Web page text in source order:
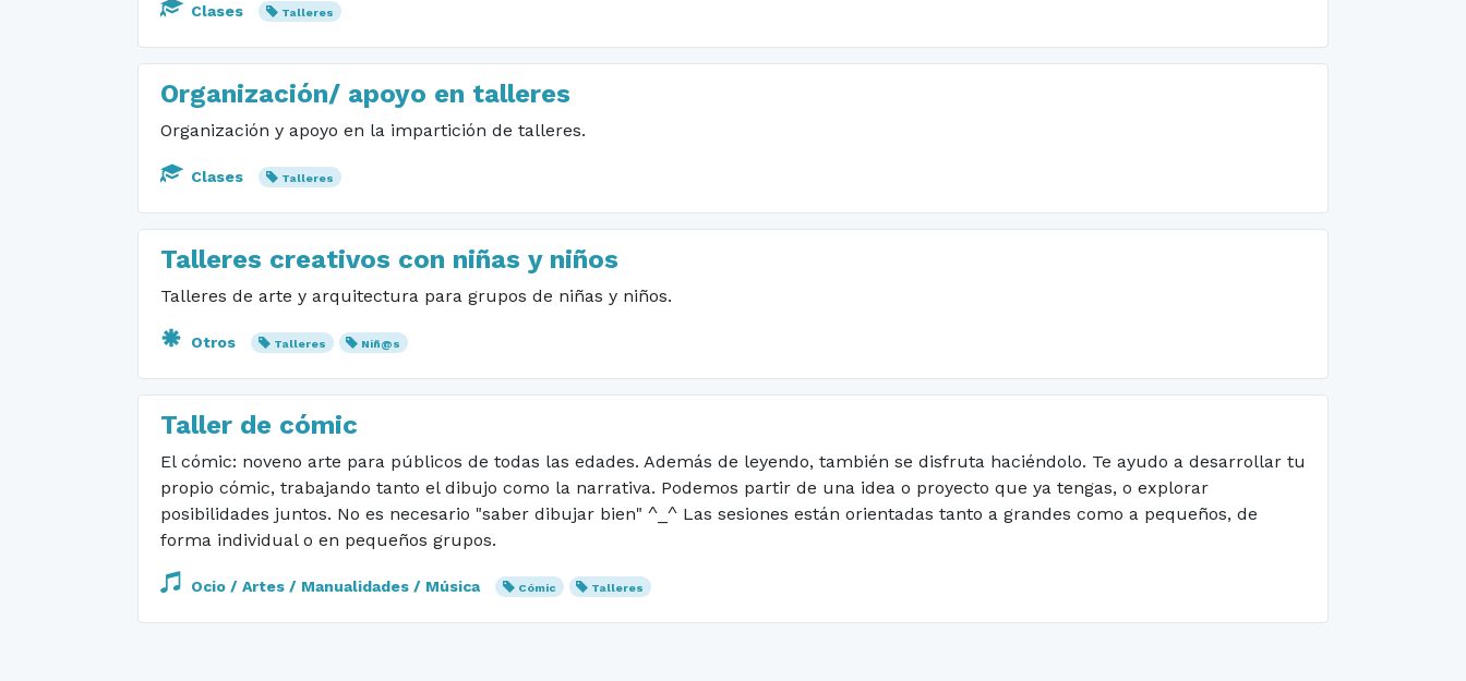
Clases Talleres
Organización/ apoyo en talleres
Organización y apoyo en la impartición de talleres.
Clases Talleres
Talleres creativos con niñas y niños
Talleres de arte y arquitectura para grupos de niñas y niños.
Otros Talleres Niñ@s
Taller de cómic
El cómic: noveno arte para públicos de todas las edades. Además de leyendo, también se disfruta haciéndolo. Te ayudo a desarrollar tu
propio cómic, trabajando tanto el dibujo como la narrativa. Podemos partir de una idea o proyecto que ya tengas, o explorar
posibilidades juntos. No es necesario "saber dibujar bien" ^_^ Las sesiones están orientadas tanto a grandes como a pequeños, de
forma individual o en pequeños grupos.
Ocio / Artes / Manualidades / Música Cómic Talleres